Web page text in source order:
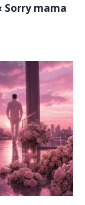
Sorry mama